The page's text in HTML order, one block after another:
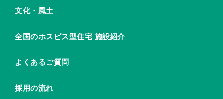
文化・風土
全国のホスピス型住宅 施設紹介
よくあるご質問
採用の流れ